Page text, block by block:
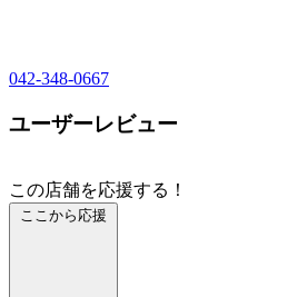
042-348-0667
ユーザーレビュー
この店舗を応援する！
ここから応援